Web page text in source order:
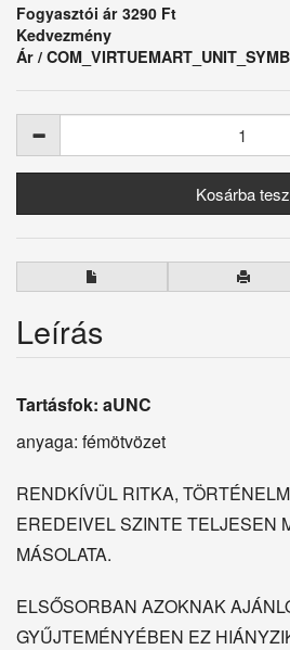
Fogyasztói ár 3290 Ft
Kedvezmény
Ár /
Leírás
Tartásfok: aUNC
anyaga: fémötvözet
RENDKÍVÜL RITKA,
EREDEIVEL SZINTE TELJESEN
MÁSOLATA.
ELSŐSORBAN AZOKNAK
GYŰJTEMÉNYÉBEN EZ